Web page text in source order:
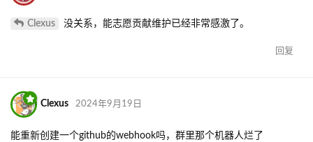
Clexus 没关系，能志愿贡献维护已经非常感激了。
回复
Clexus 2024年9月19日
能重新创建一个github的webhook吗，群里那个机器人烂了